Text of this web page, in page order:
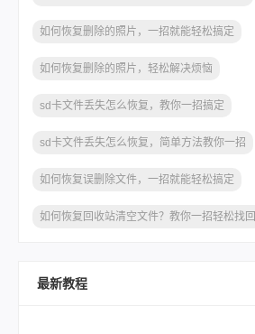
如何恢复删除的照片，一招就能轻松搞定
如何恢复删除的照片，轻松解决烦恼
sd卡文件丢失怎么恢复，教你一招搞定
sd卡文件丢失怎么恢复，简单方法教你一招
如何恢复误删除文件，一招就能轻松搞定
如何恢复回收站清空文件？教你一招轻松找回
最新教程